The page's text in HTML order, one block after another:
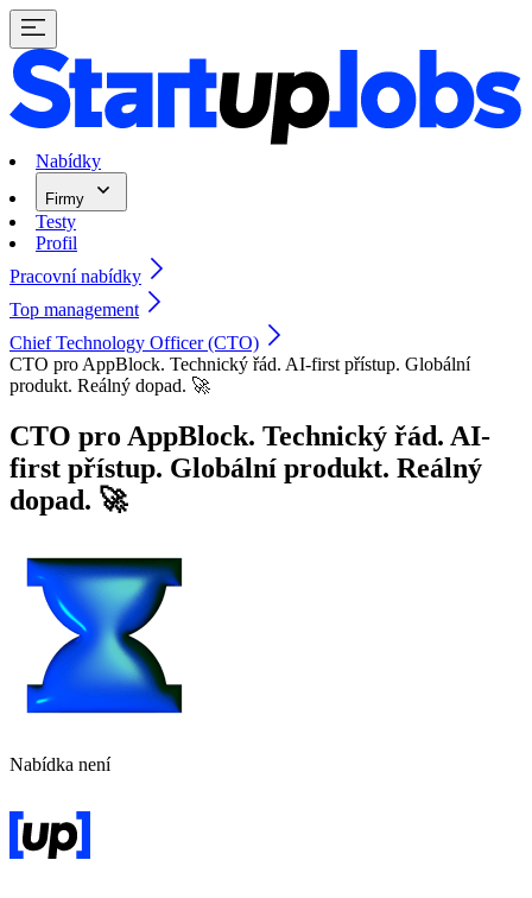
Nabídky
Firmy
Testy
Profil
Pracovní nabídky
Top management
Chief Technology Officer (CTO)
CTO pro AppBlock. Technický řád. AI-first přístup. Globální
produkt. Reálný dopad. 🚀
CTO pro AppBlock. Technický řád. AI-
first přístup. Globální produkt. Reálný
dopad. 🚀
Nabídka není